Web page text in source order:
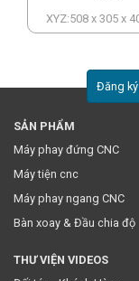
XYZ:508 x 305 x
Đăng
* Việc này đồng
SẢN PHẨM
Máy phay đứng CNC
Máy tiện cnc
Máy phay ngang CNC
Bàn xoay & Đầu chia độ
THƯ VIỆN VIDEOS